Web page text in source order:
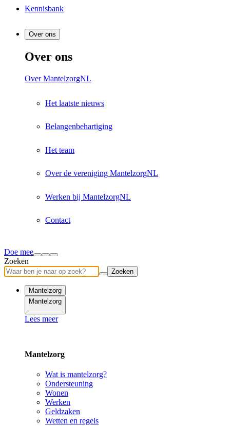
Kennisbank
Over ons
Over ons
Over MantelzorgNL
Het laatste nieuws
Belangenbehartiging
Het team
Over de vereniging MantelzorgNL
Werken bij MantelzorgNL
Contact
Doe mee
Zoeken
Zoeken
Mantelzorg
Mantelzorg
Lees meer
Mantelzorg
Wat is mantelzorg?
Ondersteuning
Wonen
Werken
Geldzaken
Wetten en regels